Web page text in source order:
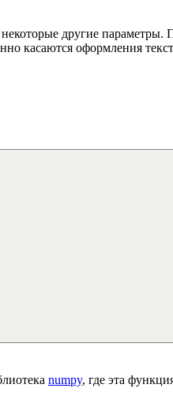
другие
касаются оформления
numpy, где эта